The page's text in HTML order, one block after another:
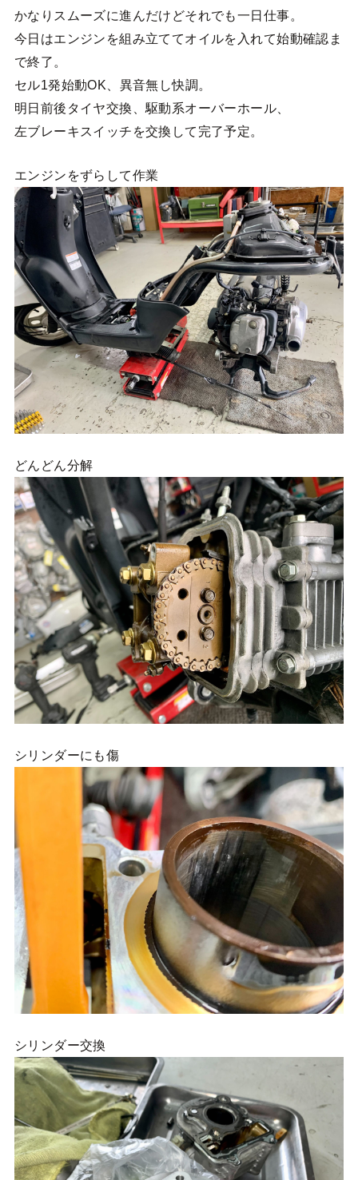
かなりスムーズに進んだけどそれでも一日仕事。
今日はエンジンを組み立ててオイルを入れて始動確認ま
で終了。
セル1発始動OK、異音無し快調。
明日前後タイヤ交換、駆動系オーバーホール、
左ブレーキスイッチを交換して完了予定。
エンジンをずらして作業
どんどん分解
シリンダーにも傷
シリンダー交換